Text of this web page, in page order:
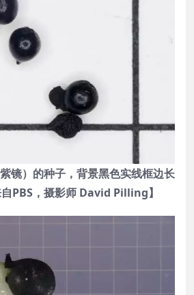
镜）的种子，背景黑色实线框边长
PBS，摄影师 David Pilling】